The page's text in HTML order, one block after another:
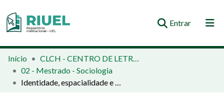
Entrar(current)
Orientações e Normas
Comunidades e Coleções
Início
CLCH - CENTRO DE LETRAS E CIÊNCIAS HUMANAS
02 - Mestrado - Sociologia
Identidade, espacialidade e população surda : um estudo de caso em Londrina/PR